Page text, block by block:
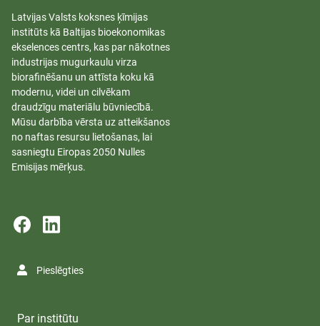
Latvijas Valsts koksnes ķīmijas
institūts kā Baltijas bioekonomikas
ekselences centrs, kas par nākotnes
industrijas mugurkaulu virza
biorafinēšanu un attīsta koku kā
modernu, videi un cilvēkam
draudzīgu materiālu būvniecībā.
Mūsu darbība vērsta uz atteikšanos
no naftas resursu lietošanas, lai
sasniegtu Eiropas 2050 Nulles
Emisijas mērķus.
Pieslēgties
Par institūtu